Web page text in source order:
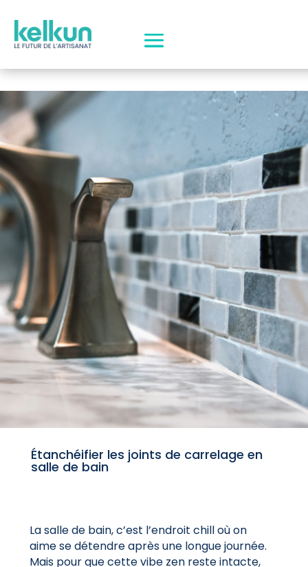
Étanchéifier les joints de carrelage en
salle de bain
La salle de bain, c’est l’endroit chill où on
aime se détendre après une longue journée.
Mais pour que cette vibe zen reste intacte,